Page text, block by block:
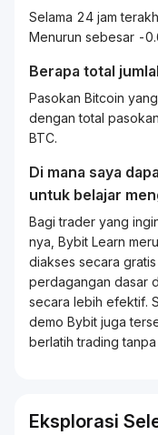
Selama 24 jam
Menurun sebesar -
Berapa total
Pasokan Bitcoin
dengan total
BTC.
Di mana saya
untuk belajar
Bagi trader yang
nya, Bybit Learn
diakses secara
perdagangan dasar
secara lebih efektif.
demo Bybit juga
berlatihtrading
Eksplorasi